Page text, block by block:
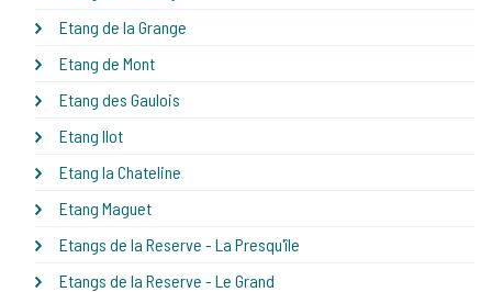
Etang de la Grange
Etang de Mont
Etang des Gaulois
Etang Ilot
Etang la Chateline
Etang Maguet
Etangs de la Reserve - La Presqu'île
Etangs de la Reserve - Le Grand